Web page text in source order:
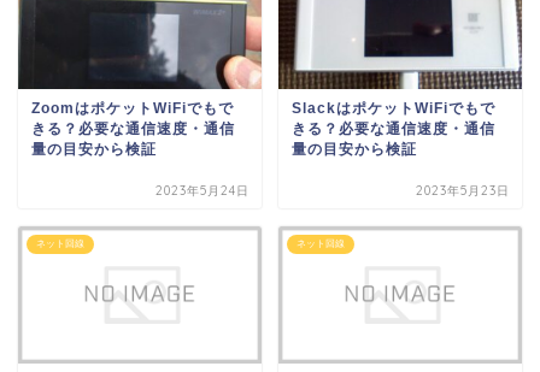
ZoomはポケットWiFiでもで
きる？必要な通信速度・通信
量の目安から検証
2023年5月24日
SlackはポケットWiFiでもで
きる？必要な通信速度・通信
量の目安から検証
2023年5月23日
ネット回線 ネット回線